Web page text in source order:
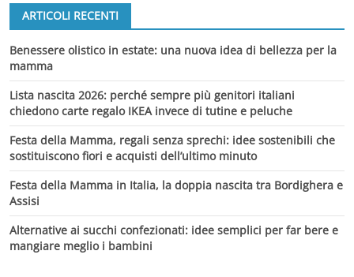
ARTICOLI RECENTI
Benessere olistico in estate: una nuova idea di bellezza per la
mamma
Lista nascita 2026: perché sempre più genitori italiani
chiedono carte regalo IKEA invece di tutine e peluche
Festa della Mamma, regali senza sprechi: idee sostenibili che
sostituiscono fiori e acquisti dell’ultimo minuto
Festa della Mamma in Italia, la doppia nascita tra Bordighera e
Assisi
Alternative ai succhi confezionati: idee semplici per far bere e
mangiare meglio i bambini